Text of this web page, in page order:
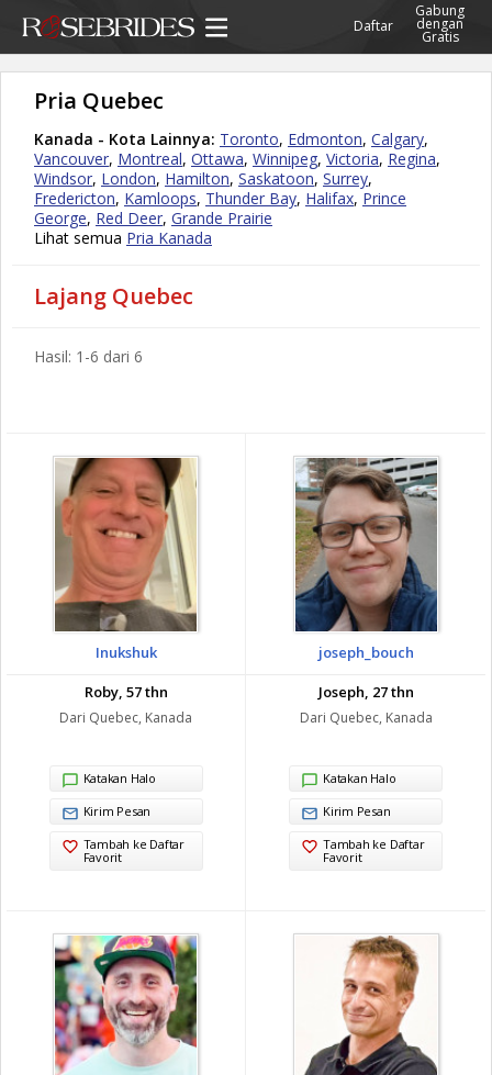
Daftar
Gabung
dengan
Gratis
Pria Quebec
Kanada - Kota Lainnya: Toronto, Edmonton, Calgary,
Vancouver, Montreal, Ottawa, Winnipeg, Victoria, Regina,
Windsor, London, Hamilton, Saskatoon, Surrey,
Fredericton, Kamloops, Thunder Bay, Halifax, Prince
George, Red Deer, Grande Prairie
Lihat semua Pria Kanada
Lajang Quebec
Hasil: 1-6 dari 6
Inukshuk
Roby, 57 thn
Dari Quebec, Kanada
Katakan Halo
Kirim Pesan
Tambah ke Daftar
Favorit
joseph_bouch
Joseph, 27 thn
Dari Quebec, Kanada
Katakan Halo
Kirim Pesan
Tambah ke Daftar
Favorit